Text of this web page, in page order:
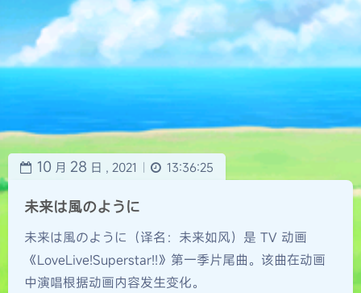
10 月 28 日 , 2021 13:36:25
未来は風のように
未来は風のように（译名：未来如风）是 TV 动画
《LoveLive!Superstar!!》第一季片尾曲。该曲在动画
中演唱根据动画内容发生变化。